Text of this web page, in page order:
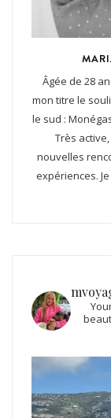
Âgée de 28
mon titre le
le sud :
Très
nouvelles
expériences.